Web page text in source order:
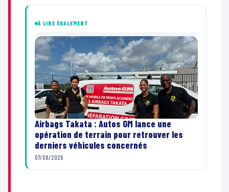
À LIRE ÉGALEMENT
Airbags Takata : Autos GM lance une
opération de terrain pour retrouver les
derniers véhicules concernés
07/08/2026